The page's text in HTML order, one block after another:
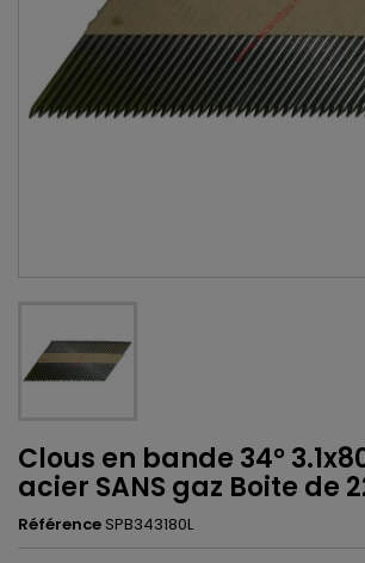
Clous en bande 34°
acier SANS gaz Boite de
Référence SPB343180L